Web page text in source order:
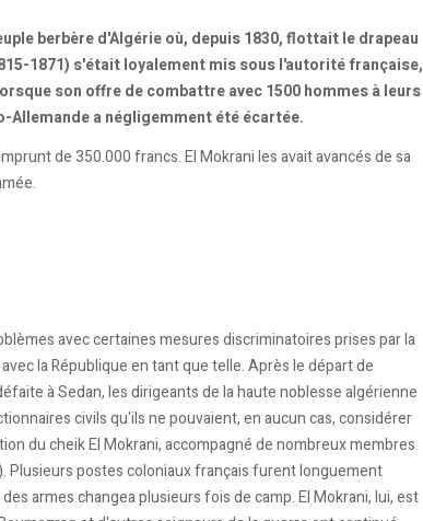
berbère d'Algérie où, depuis 1830, flottait le drapeau
1871) s'était loyalement mis sous l'autorité française,
son offre de combattre avec 1500 hommes à leurs
Allemande a négligemment été écartée.
de 350.000 francs. El Mokrani les avait avancés de sa
avec certaines mesures discriminatoires prises par la
la République en tant que telle. Après le départ de
à Sedan, les dirigeants de la haute noblesse algérienne
civils qu'ils ne pouvaient, en aucun cas, considérer
du cheik El Mokrani, accompagné de nombreux membres
Plusieurs postes coloniaux français furent longuement
armes changea plusieurs fois de camp. El Mokrani, lui, est